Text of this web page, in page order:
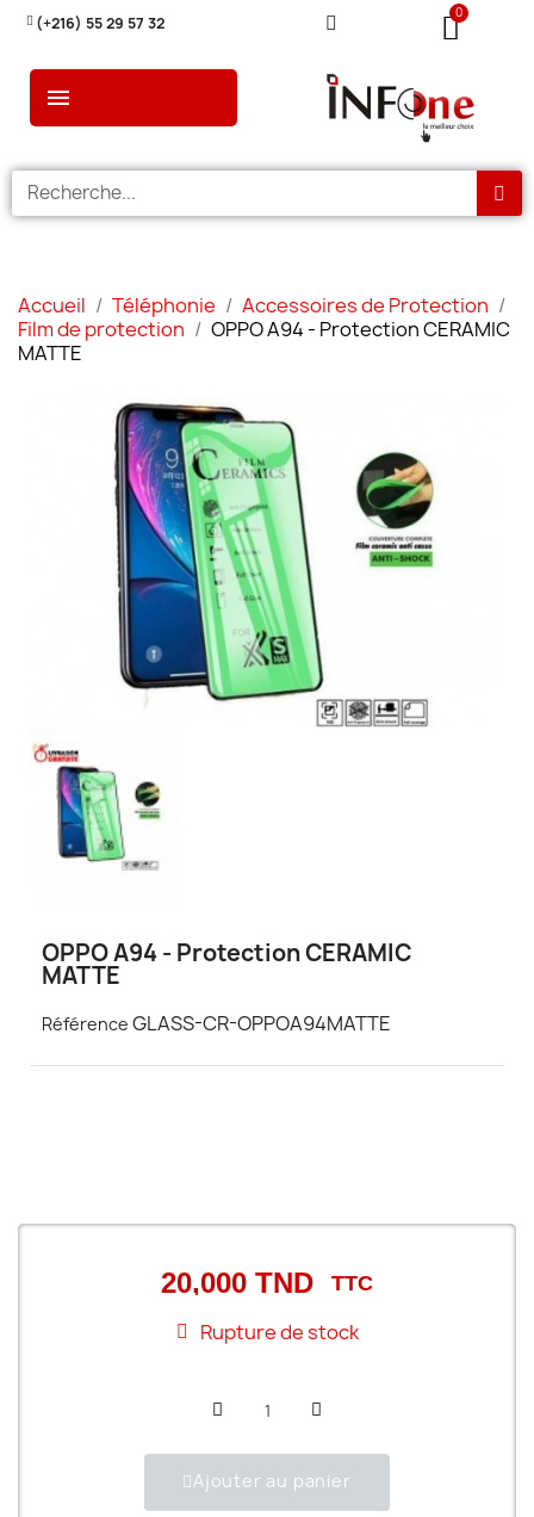
(+216) 55 29 57 32
Accueil Téléphonie
Accessoires de Protection
Film de protection
OPPO A94 - Protection CERAMIC
MATTE
OPPO A94 - Protection CERAMIC
MATTE
Référence GLASS-CR-OPPOA94MATTE
20,000 TND TTC
Rupture de stock
Ajouter au panier